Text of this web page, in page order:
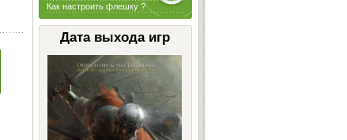
Как настроить флешку ?
Дата выхода игр